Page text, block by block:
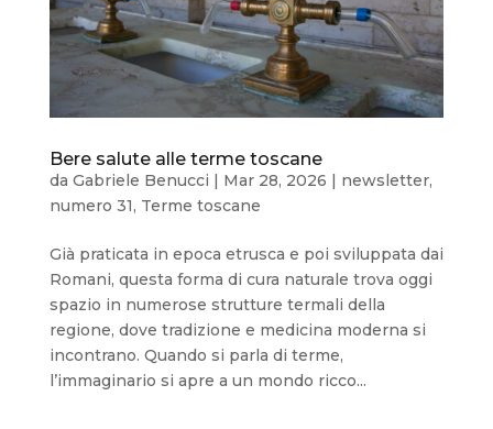
Bere salute alle terme toscane
da Gabriele Benucci | Mar 28, 2026 | newsletter,
numero 31, Terme toscane
Già praticata in epoca etrusca e poi sviluppata dai
Romani, questa forma di cura naturale trova oggi
spazio in numerose strutture termali della
regione, dove tradizione e medicina moderna si
incontrano. Quando si parla di terme,
l’immaginario si apre a un mondo ricco...